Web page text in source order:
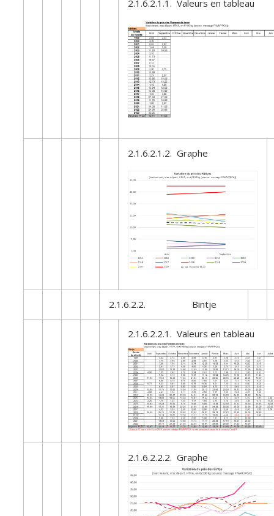
2.1.6.2.1.1. Valeurs en tableau
2.1.6.2.1.2. Graphe
2.1.6.2.2. Bintje
2.1.6.2.2.1. Valeurs en tableau
2.1.6.2.2.2. Graphe